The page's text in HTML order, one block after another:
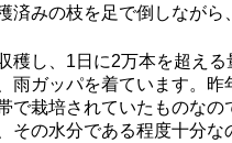
済みの枝を足で倒しなが
し、1日に2万本を超える
雨ガッパを着ています。
で栽培されていたものな
その水分である程度十分